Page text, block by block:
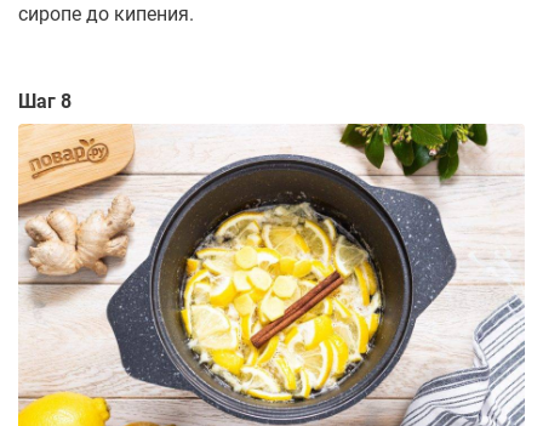
сиропе до кипения.
Шаг 8